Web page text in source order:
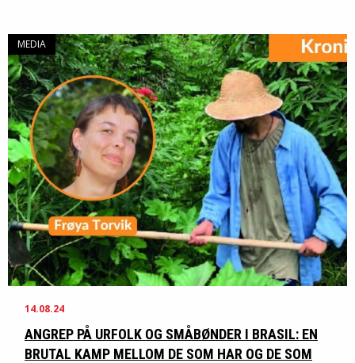
MEDIA
14.08.24
ANGREP PÅ URFOLK OG SMÅBØNDER I BRASIL: EN
BRUTAL KAMP MELLOM DE SOM HAR OG DE SOM